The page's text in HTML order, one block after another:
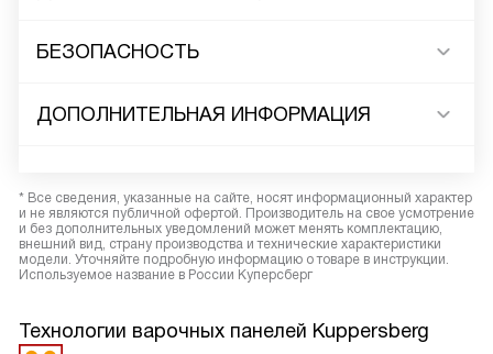
БЕЗОПАСНОСТЬ
ДОПОЛНИТЕЛЬНАЯ ИНФОРМАЦИЯ
* Все сведения, указанные на сайте, носят информационный характер
и не являются публичной офертой. Производитель на свое усмотрение
и без дополнительных уведомлений может менять комплектацию,
внешний вид, страну производства и технические характеристики
модели. Уточняйте подробную информацию о товаре в инструкции.
Используемое название в России Куперсберг
Технологии варочных панелей Kuppersberg